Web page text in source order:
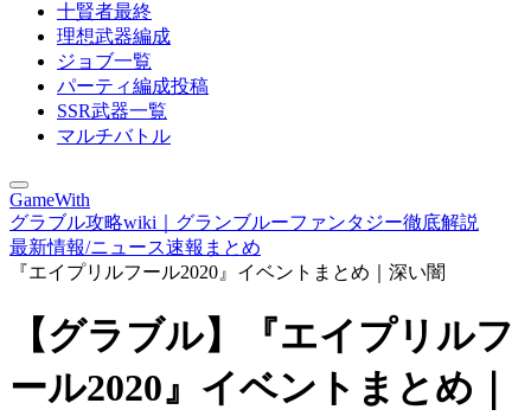
十賢者最終
理想武器編成
ジョブ一覧
パーティ編成投稿
SSR武器一覧
マルチバトル
GameWith
グラブル攻略wiki｜グランブルーファンタジー徹底解説
最新情報/ニュース速報まとめ
『エイプリルフール2020』イベントまとめ｜深い闇
【グラブル】『エイプリルフ
ール2020』イベントまとめ｜